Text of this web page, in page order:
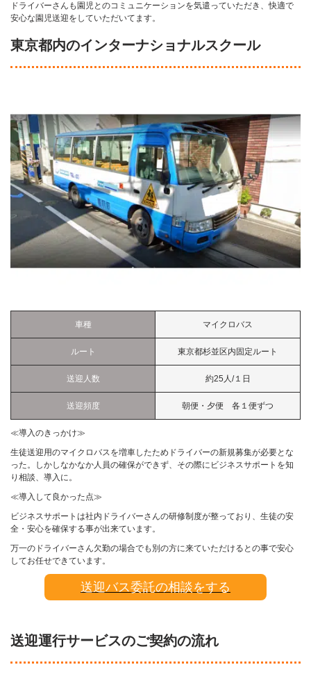
ドライバーさんも園児とのコミュニケーションを気遣っていただき、快適で
安心な園児送迎をしていただいてます。
東京都内のインターナショナルスクール
車種 マイクロバス
ルート 東京都杉並区内固定ルート
送迎人数 約25人/１日
送迎頻度 朝便・夕便 各１便ずつ
≪導入のきっかけ≫
生徒送迎用のマイクロバスを増車したためドライバーの新規募集が必要とな
った。しかしなかなか人員の確保ができず、その際にビジネスサポートを知
り相談、導入に。
≪導入して良かった点≫
ビジネスサポートは社内ドライバーさんの研修制度が整っており、生徒の安
全・安心を確保する事が出来ています。
万一のドライバーさん欠勤の場合でも別の方に来ていただけるとの事で安心
してお任せできています。
送迎バス委託の相談をする
送迎運行サービスのご契約の流れ